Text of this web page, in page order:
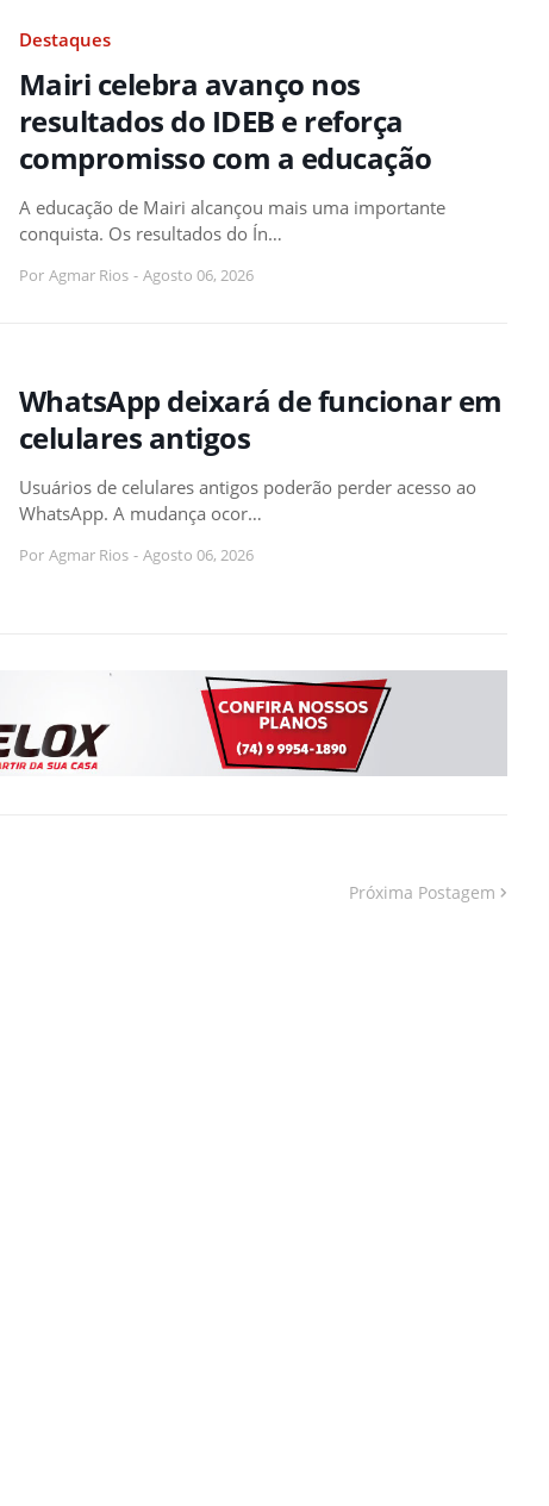
Destaques
Mairi celebra avanço nos
resultados do IDEB e reforça
compromisso com a educação
A educação de Mairi alcançou mais uma importante
conquista. Os resultados do Ín…
Por Agmar Rios - Agosto 06, 2026
WhatsApp deixará de funcionar em
celulares antigos
Usuários de celulares antigos poderão perder acesso ao
WhatsApp. A mudança ocor…
Por Agmar Rios - Agosto 06, 2026
Próxima Postagem